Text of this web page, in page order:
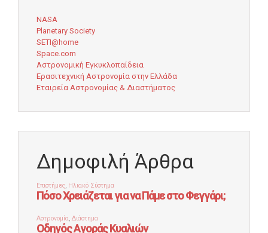
NASA
Planetary Society
SETI@home
Space.com
Αστρονομική Εγκυκλοπαίδεια
Ερασιτεχνική Αστρονομία στην Ελλάδα
Εταιρεία Αστρονομίας & Διαστήματος
Δημοφιλή Άρθρα